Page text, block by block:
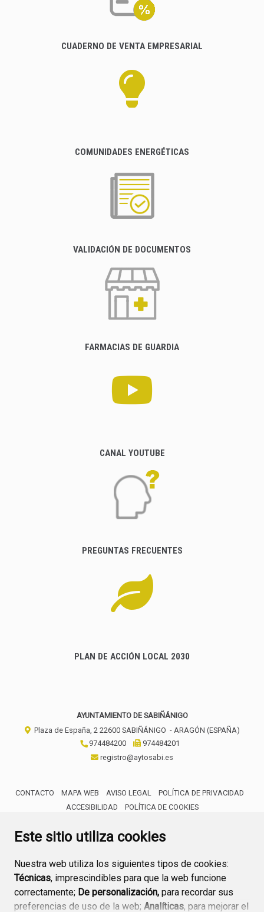
Este sitio utiliza cookies
Nuestra web utiliza los siguientes tipos de cookies:
Técnicas, imprescindibles para que la web funcione
correctamente; De personalización, para recordar sus
preferencias de uso de la web; Analíticas, para mejorar el
CUADERNO DE VENTA EMPRESARIAL
COMUNIDADES ENERGÉTICAS
VALIDACIÓN DE DOCUMENTOS
FARMACIAS DE GUARDIA
CANAL YOUTUBE
PREGUNTAS FRECUENTES
PLAN DE ACCIÓN LOCAL 2030
AYUNTAMIENTO DE SABIÑÁNIGO
Plaza de España, 2 22600 SABIÑÁNIGO - ARAGÓN (ESPAÑA)
974484200
974484201
registro@aytosabi.es
CONTACTO MAPA WEB AVISO LEGAL
POLÍTICA DE PRIVACIDAD
ACCESIBILIDAD
POLÍTICA DE COOKIES